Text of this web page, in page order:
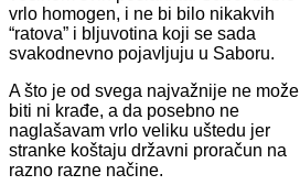
vrlo homogen, i ne bi bilo nikakvih
“ratova” i bljuvotina koji se sada
svakodnevno pojavljuju u Saboru.
A što je od svega najvažnije ne može
biti ni krađe, a da posebno ne
naglašavam vrlo veliku uštedu jer
stranke koštaju državni proračun na
razno razne načine.